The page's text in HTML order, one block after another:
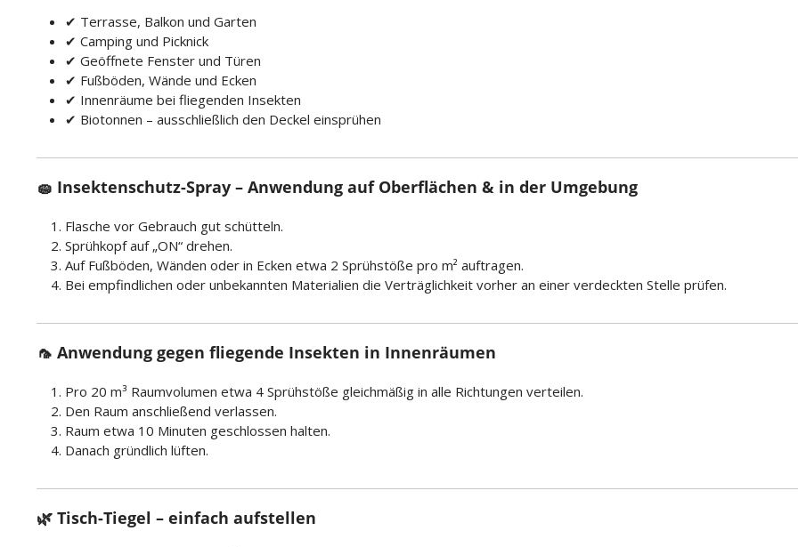
✔ Terrasse, Balkon und Garten
✔ Camping und Picknick
✔ Geöffnete Fenster und Türen
✔ Fußböden, Wände und Ecken
✔ Innenräume bei fliegenden Insekten
✔ Biotonnen – ausschließlich den Deckel einsprühen
🧽 Insektenschutz-Spray – Anwendung auf Oberflächen & in der Umgebung
Flasche vor Gebrauch gut schütteln.
Sprühkopf auf „ON“ drehen.
Auf Fußböden, Wänden oder in Ecken etwa 2 Sprühstöße pro m² auftragen.
Bei empfindlichen oder unbekannten Materialien die Verträglichkeit vorher an einer verdeckten Stelle prüfen.
🦟 Anwendung gegen fliegende Insekten in Innenräumen
Pro 20 m³ Raumvolumen etwa 4 Sprühstöße gleichmäßig in alle Richtungen verteilen.
Den Raum anschließend verlassen.
Raum etwa 10 Minuten geschlossen halten.
Danach gründlich lüften.
🌿 Tisch-Tiegel – einfach aufstellen